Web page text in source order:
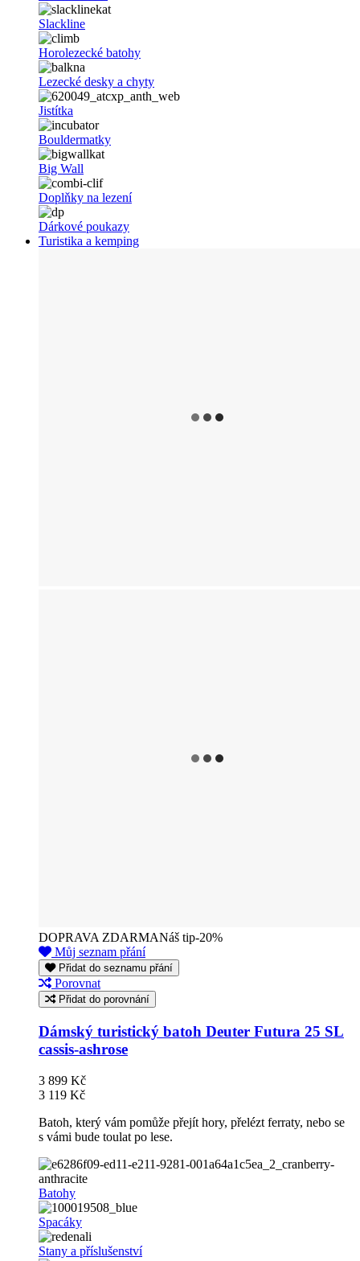
Slackline
Horolezecké batohy
Lezecké desky a chyty
Jistítka
Bouldermatky
Big Wall
Doplňky na lezení
Dárkové poukazy
Turistika a kemping
DOPRAVA ZDARMANáš tip-20%
Můj seznam přání
Přidat do seznamu přání
Porovnat
Přidat do porovnání
Dámský turistický batoh Deuter Futura 25 SL
cassis-ashrose
3 899 Kč
3 119 Kč
Batoh, který vám pomůže přejít hory, přelézt ferraty, nebo se
s vámi bude toulat po lese.
Batohy
Spacáky
Stany a příslušenství